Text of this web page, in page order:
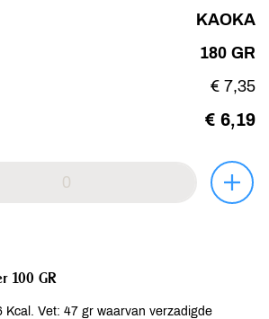
KAOKA
180 GR
€ 7,35
€ 6,19
100 GR
Kcal. Vet: 47 gr waarvan verzadigde